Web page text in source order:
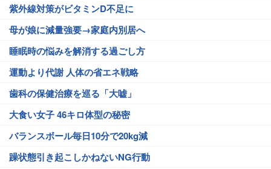
紫外線対策がビタミンD不足に
母が娘に減量強要→家庭内別居へ
睡眠時の悩みを解消する過ごし方
運動より代謝 人体の省エネ戦略
歯科の保健治療を巡る「大嘘」
大食い女子 46キロ体型の秘密
バランスボール毎日10分で20kg減
躁状態引き起こしかねないNG行動